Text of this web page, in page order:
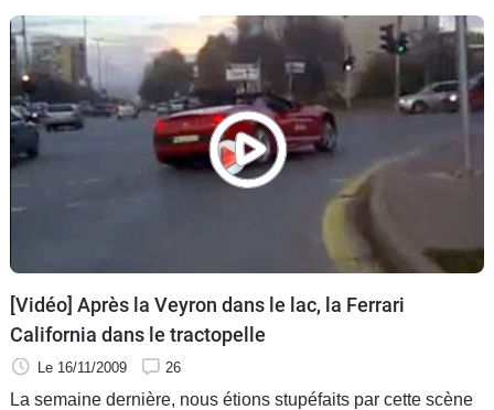
[Vidéo] Après la Veyron dans le lac, la Ferrari
California dans le tractopelle
Le 16/11/2009 26
La semaine dernière, nous étions stupéfaits par cette scène